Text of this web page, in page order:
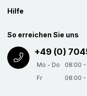
Hilfe
So erreichen Sie uns
+49 (0)
Mo - Do
08:00 -
Fr
08:00 -